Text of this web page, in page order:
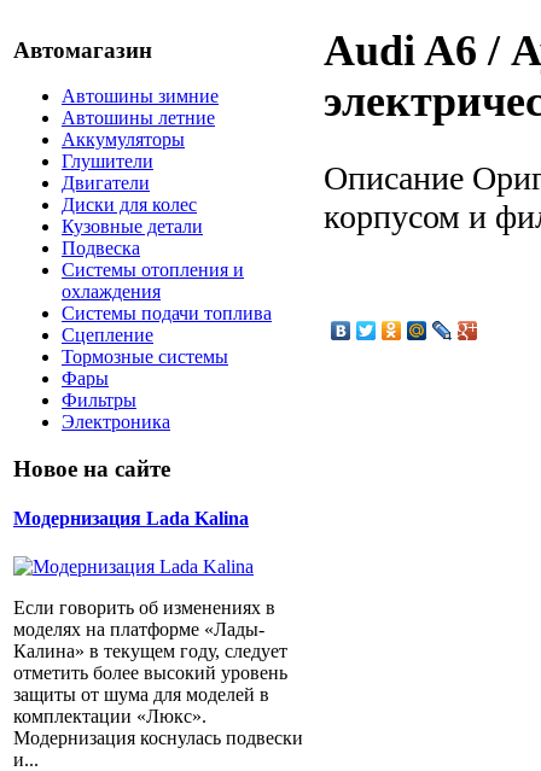
Автомагазин
Автошины зимние
Автошины летние
Аккумуляторы
Глушители
Двигатели
Диски для колес
Кузовные детали
Подвеска
Системы отопления и
охлаждения
Системы подачи топлива
Сцепление
Тормозные системы
Фары
Фильтры
Электроника
Новое на сайте
Модернизация Lada Kalina
Если говорить об изменениях в
моделях на платформе «Лады-
Калина» в текущем году, следует
отметить более высокий уровень
защиты от шума для моделей в
комплектации «Люкс».
Модернизация коснулась подвески
и...
Audi A6 /
Описание
корпусом и